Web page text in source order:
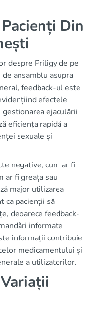
Din
despre Priligy de pe
ansamblu asupra
feedback-ul este
efectele
ejaculării
eficiența rapidă a
sexuale și
negative, cum ar fi
ar fi greața sau
major utilizarea
ca pacienții să
deoarece feedback-
informate
informații contribuie
medicamentului și
a utilizatorilor.